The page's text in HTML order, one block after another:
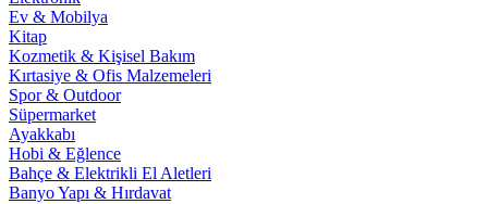
Ev & Mobilya
Kitap
Kozmetik & Kişisel Bakım
Kırtasiye & Ofis Malzemeleri
Spor & Outdoor
Süpermarket
Ayakkabı
Hobi & Eğlence
Bahçe & Elektrikli El Aletleri
Banyo Yapı & Hırdavat